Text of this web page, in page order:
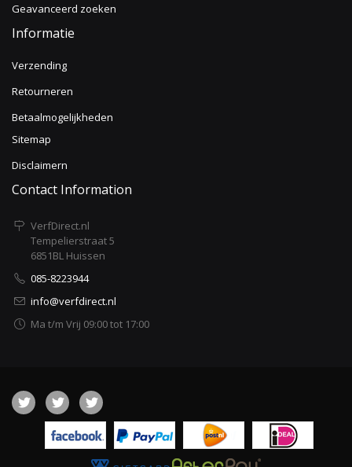
Geavanceerd zoeken
Informatie
Verzending
Retourneren
Betaalmogelijkheden
Sitemap
Disclaimern
Contact Information
VerfDirect.nl
Tempelierstraat 5
6851BL Huissen
085-8223944
info@verfdirect.nl
Ma t/m Vrij 09:00 tot 17:00